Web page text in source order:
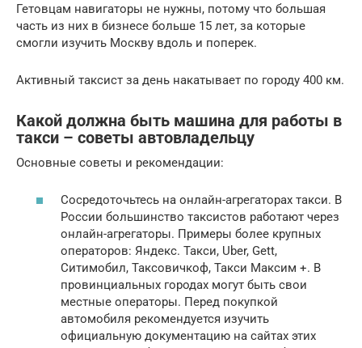
Гетовцам навигаторы не нужны, потому что большая
часть из них в бизнесе больше 15 лет, за которые
смогли изучить Москву вдоль и поперек.
Активный таксист за день накатывает по городу 400 км.
Какой должна быть машина для работы в
такси – советы автовладельцу
Основные советы и рекомендации:
Сосредоточьтесь на онлайн-агрегаторах такси. В
России большинство таксистов работают через
онлайн-агрегаторы. Примеры более крупных
операторов: Яндекс. Такси, Uber, Gett,
Ситимобил, Таксовичкоф, Такси Максим +. В
провинциальных городах могут быть свои
местные операторы. Перед покупкой
автомобиля рекомендуется изучить
официальную документацию на сайтах этих